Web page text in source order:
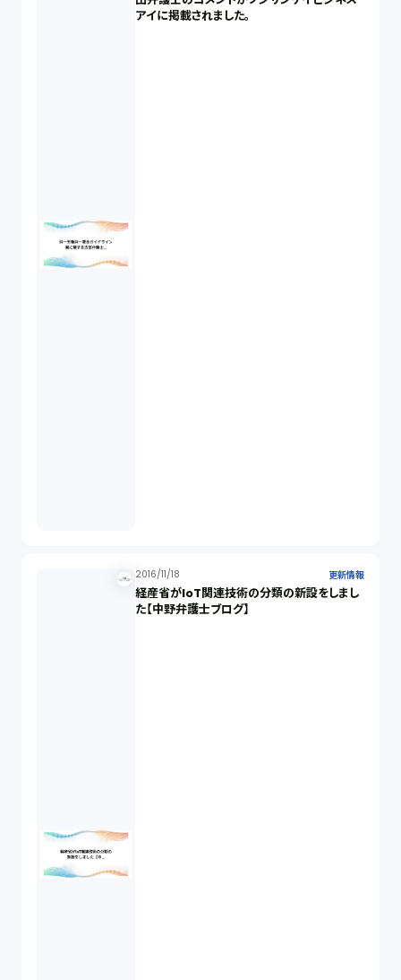
アイに掲載されました。
2016/11/18 更新情報
経産省がIoT関連技術の分類の新設をしまし
た【中野弁護士ブログ】